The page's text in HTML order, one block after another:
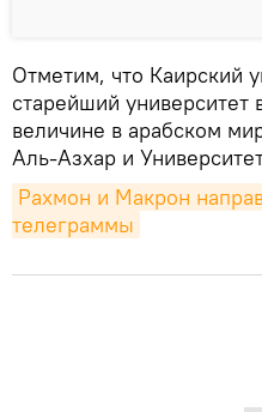
Отметим, что Каирский
старейший университет
величине в арабском
Аль-Азхар и
Рахмон и Макрон
телеграммы